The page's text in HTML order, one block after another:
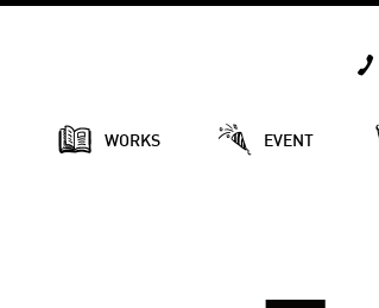
WORKS EVENT